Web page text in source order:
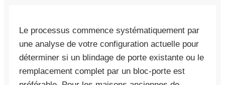
Le processus commence systématiquement par
une analyse de votre configuration actuelle pour
déterminer si un blindage de porte existante ou le
remplacement complet par un bloc-porte est